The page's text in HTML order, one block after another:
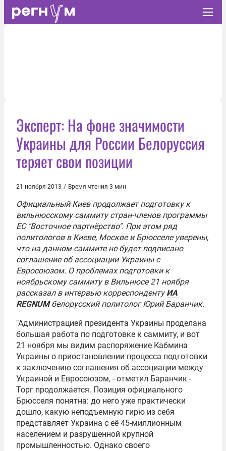
Эксперт: На фоне значимости
Украины для России Белоруссия
теряет свои позиции
21 ноября 2013 / Время чтения 3 мин
Официальный Киев продолжает подготовку к
вильнюсскому саммиту стран-членов программы
ЕС "Восточное партнёрство". При этом ряд
политологов в Киеве, Москве и Брюсселе уверены,
что на данном саммите не будет подписано
соглашение об ассоциации Украины с
Евросоюзом. О проблемах подготовки к
ноябрьскому саммиту в Вильнюсе 21 ноября
рассказал в интервью корреспондентуИА
REGNUMбелорусский политологЮрий Баранчик.
"Администрацией президента Украины проделана
большая работа по подготовке к саммиту, и вот
21 ноября мы видим распоряжение Кабмина
Украины о приостановлении процесса подготовки
к заключению соглашения об ассоциации между
Украиной и Евросоюзом, - отметил Баранчик -
Торг продолжается. Позиция официального
Брюсселя понятна: до него уже практически
дошло, какую неподъемную гирю из себя
представляет Украина с её 45-миллионным
населением и разрушенной крупной
промышленностью. Однако своего